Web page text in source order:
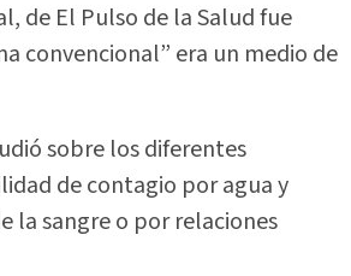
de El Pulso de la Salud fue
convencional” era un medio de
sobre los diferentes
de contagio por agua y
la sangre o por relaciones